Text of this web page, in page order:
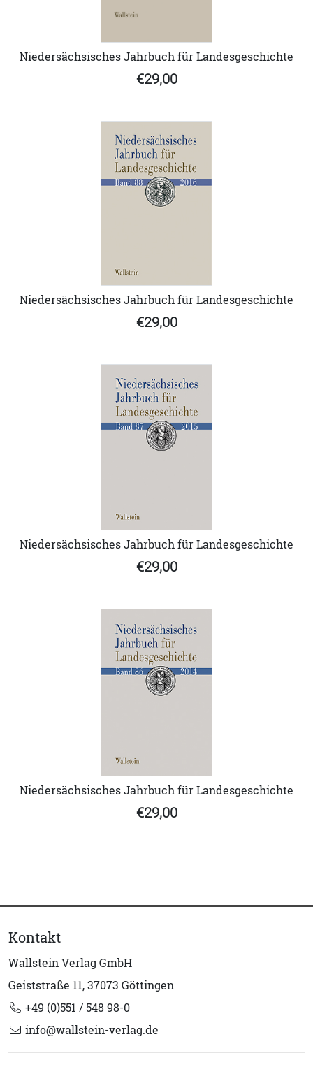
Niedersächsisches Jahrbuch für Landesgeschichte
€29,00
Niedersächsisches Jahrbuch für Landesgeschichte
€29,00
Niedersächsisches Jahrbuch für Landesgeschichte
€29,00
Niedersächsisches Jahrbuch für Landesgeschichte
€29,00
Kontakt
Wallstein Verlag GmbH
Geiststraße 11, 37073 Göttingen
+49 (0)551 / 548 98-0
info@wallstein-verlag.de